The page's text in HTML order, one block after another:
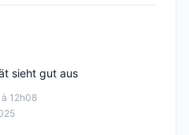
12h08
sieht gut aus